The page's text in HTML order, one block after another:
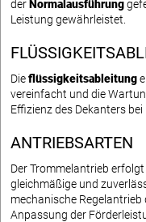
derNormalausführung
Leistung gewährleistet.
Dieflüssigkeitsableitung
vereinfacht und die
Effizienz des Dekanters
ANTRIEBSARTEN
Der Trommelantrieb erfolgt
gleichmäßige und
mechanische
Anpassung der